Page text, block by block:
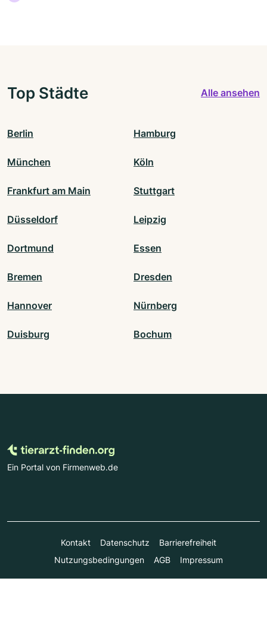
Top Städte Alle ansehen
Berlin Hamburg
München Köln
Frankfurt am Main Stuttgart
Düsseldorf Leipzig
Dortmund Essen
Bremen Dresden
Hannover Nürnberg
Duisburg Bochum
Ein Portal von Firmenweb.de
Kontakt Datenschutz
Barrierefreiheit
Nutzungsbedingungen
AGB Impressum